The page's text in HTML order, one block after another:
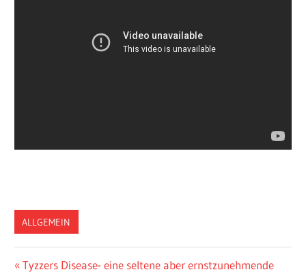
ALLGEMEIN
Vorheriger
Tyzzers Disease- eine seltene aber ernstzunehmende